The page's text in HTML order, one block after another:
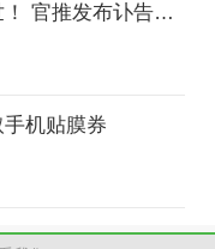
多邻国猫头鹰去世！ 官推发布讣告：多儿Duo已去世！
机贴膜券